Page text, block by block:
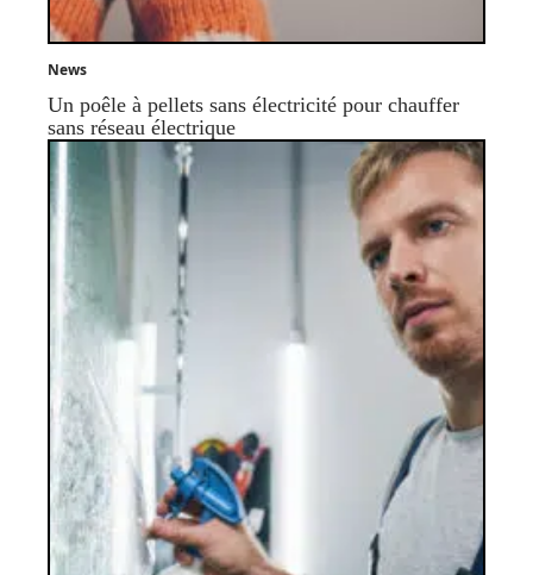
News
Un poêle à pellets sans électricité pour chauffer
sans réseau électrique